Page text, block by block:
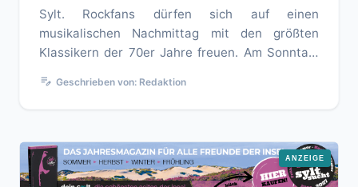
Sylt. Rockfans dürfen sich auf einen
musikalischen Nachmittag mit den größten
Klassikern der 70er Jahre freuen. Am Sonntag,
edit_note Geschrieben von: Redaktion